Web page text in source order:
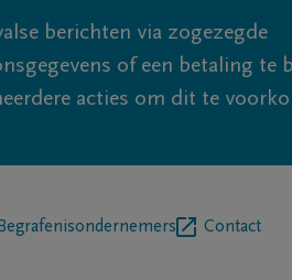
berichten via zogezegde
of een betaling te
acties om dit te
Begrafenisondernemers Contact